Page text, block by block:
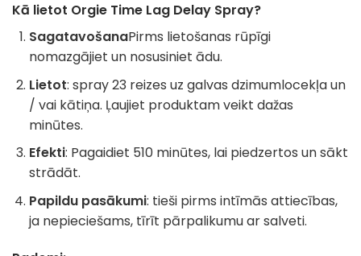
Kā lietot Orgie Time Lag Delay Spray?
SagatavošanaPirms lietošanas rūpīgi
nomazgājiet un nosusiniet ādu.
Lietot: spray 23 reizes uz galvas dzimumlocekļa un
/ vai kātiņa. Ļaujiet produktam veikt dažas
minūtes.
Efekti: Pagaidiet 510 minūtes, lai piedzertos un sākt
strādāt.
Papildu pasākumi: tieši pirms intīmās attiecības,
ja nepieciešams, tīrīt pārpalikumu ar salveti.